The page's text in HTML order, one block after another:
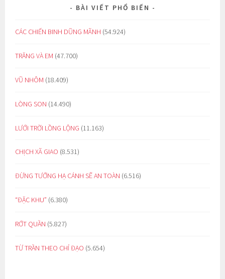
BÀI VIẾT PHỔ BIẾN
CÁC CHIẾN BINH DŨNG MÃNH (54.924)
TRĂNG VÀ EM (47.700)
VŨ NHÔM (18.409)
LÒNG SON (14.490)
LƯỚI TRỜI LỒNG LỘNG (11.163)
CHỊCH XÃ GIAO (8.531)
ĐỪNG TƯỞNG HẠ CÁNH SẼ AN TOÀN (6.516)
“ĐẶC KHU” (6.380)
RỚT QUẦN (5.827)
TỪ TRẦN THEO CHỈ ĐẠO (5.654)